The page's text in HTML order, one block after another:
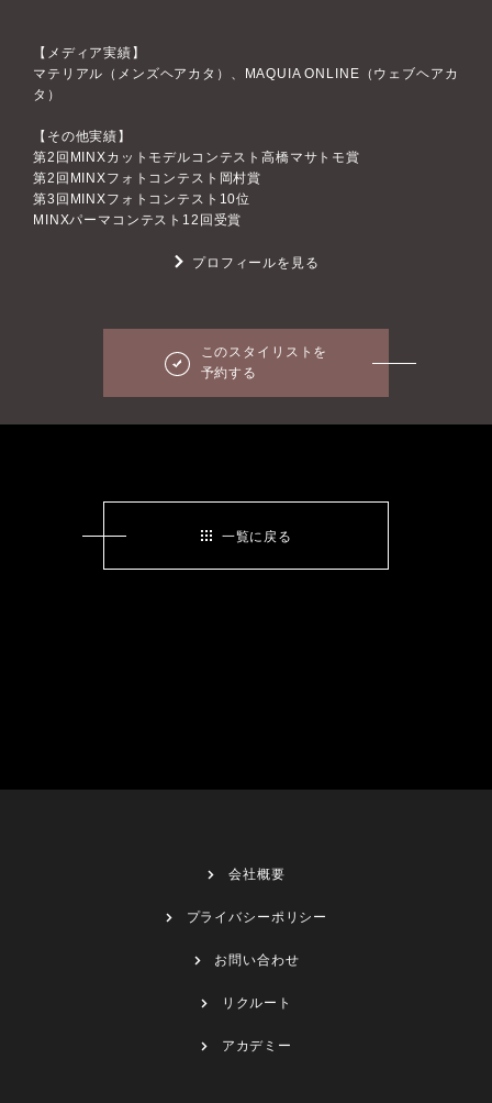
【メディア実績】
マテリアル（メンズヘアカタ）、MAQUIA ONLINE（ウェブヘアカ
タ）
【その他実績】
第2回MINXカットモデルコンテスト高橋マサトモ賞
第2回MINXフォトコンテスト岡村賞
第3回MINXフォトコンテスト10位
MINXパーマコンテスト12回受賞
プロフィールを見る
このスタイリストを
予約する
一覧に戻る
会社概要
プライバシーポリシー
お問い合わせ
リクルート
アカデミー